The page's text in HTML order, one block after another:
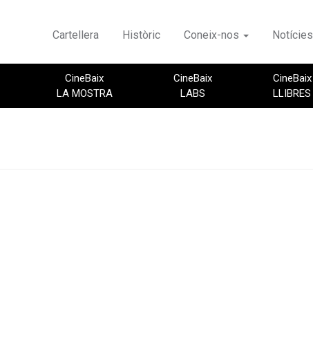
Cartellera Històric Coneix-nos Notícies
CineBaix
LA MOSTRA
CineBaix
LABS
CineBaix
LLIBRES